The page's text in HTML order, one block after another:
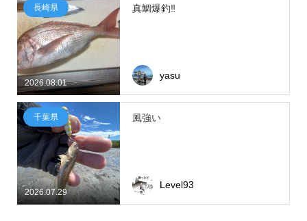
2026.08.01
長崎県 真鯛爆釣‼
yasu
2026.07.29
千葉県 風強い
Level93